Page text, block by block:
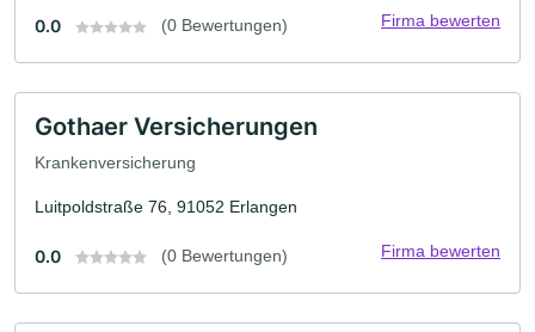
0.0 (0 Bewertungen) Firma bewerten
Gothaer Versicherungen
Krankenversicherung
Luitpoldstraße 76, 91052 Erlangen
0.0 (0 Bewertungen) Firma bewerten